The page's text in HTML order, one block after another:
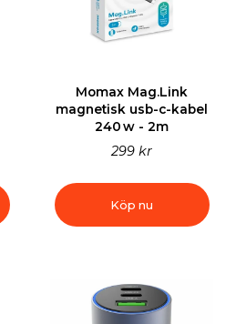
Momax Mag.Link
magnetisk usb-c-kabel
240 w - 2m
299 kr
Köp nu